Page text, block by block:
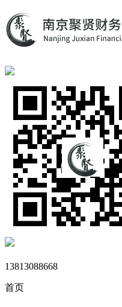
13813088668
首页